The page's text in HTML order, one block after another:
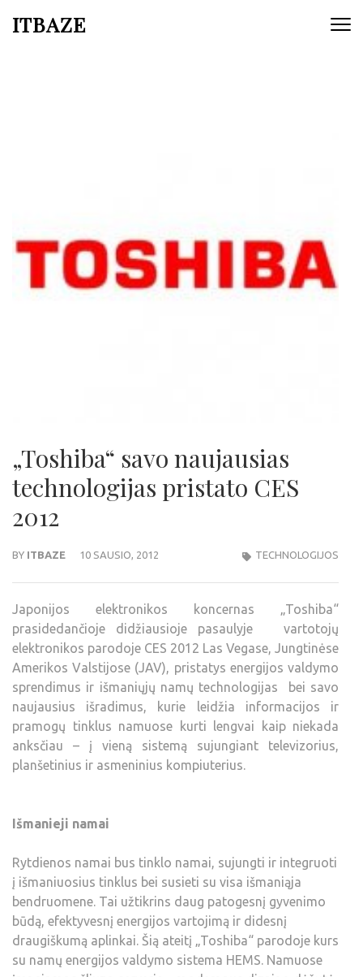
ITBAZE
„Toshiba“ savo naujausias
technologijas pristato CES
2012
BY ITBAZE 10 SAUSIO, 2012 TECHNOLOGIJOS
Japonijos elektronikos koncernas „Toshiba“
prasidedančioje didžiausioje pasaulyje vartotojų
elektronikos parodoje CES 2012 Las Vegase, Jungtinėse
Amerikos Valstijose (JAV), pristatys energijos valdymo
sprendimus ir išmaniųjų namų technologijas bei savo
naujausius išradimus, kurie leidžia informacijos ir
pramogų tinklus namuose kurti lengvai kaip niekada
anksčiau – į vieną sistemą sujungiant televizorius,
planšetinius ir asmeninius kompiuterius.
Išmanieji namai
Rytdienos namai bus tinklo namai, sujungti ir integruoti
į išmaniuosius tinklus bei susieti su visa išmaniąja
bendruomene. Tai užtikrins daug patogesnį gyvenimo
būdą, efektyvesnį energijos vartojimą ir didesnį
draugiškumą aplinkai. Šią ateitį „Toshiba“ parodoje kurs
su namų energijos valdymo sistema HEMS. Namuose